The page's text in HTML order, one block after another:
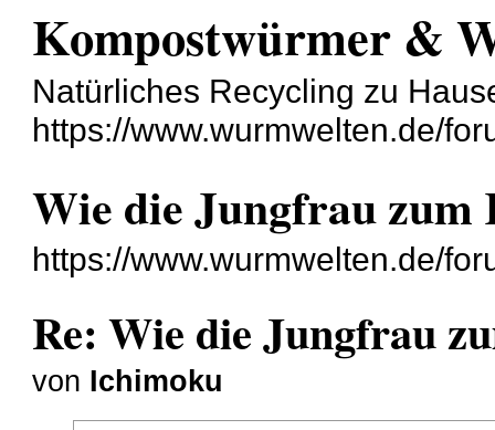
Kompostwürmer &
Natürliches Recycling zu
https://www.wurmwelten.de/
Wie die Jungfrau zum
https://www.wurmwelten.de/
Re: Wie die Jungfrau
von Ichimoku